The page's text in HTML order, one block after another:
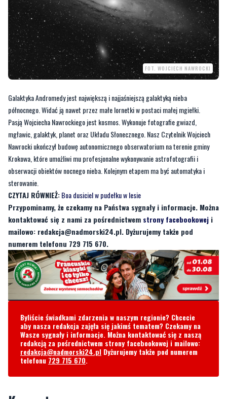
FOT. WOJCIECH NAWROCKI
Galaktyka Andromedy jest największą i najjaśniejszą galaktyką nieba
północnego. Widać ją nawet przez małe lornetki w postaci małej mgiełki.
Pasją Wojciecha Nawrockiego jest kosmos. Wykonuje fotografie gwiazd,
mgławic, galaktyk, planet oraz Układu Słonecznego. Nasz Czytelnik Wojciech
Nawrocki ukończył budowę autonomicznego obserwatorium na terenie gminy
Krokowa, które umożliwi mu profesjonalne wykonywanie astrofotografii i
obserwacji obiektów nocnego nieba. Kolejnym etapem ma być automatyka i
sterowanie.
CZYTAJ RÓWNIEŻ:Boa dusiciel w pudełku w lesie
Przypominamy, że czekamy na Państwa sygnały i informacje. Można
kontaktować się z nami za pośrednictwem strony facebookowej i
mailowo: redakcja@nadmorski24.pl. Dyżurujemy także pod
numerem telefonu 729 715 670.
Byliście świadkami zdarzenia w naszym regionie? Chcecie
aby nasza redakcja zajęła się jakimś tematem? Czekamy na
Wasze sygnały i informacje. Można kontaktować się z naszą
redakcją za pośrednictwem strony facebookowej i mailowo:
redakcja@nadmorski24.pl Dyżurujemy także pod numerem
telefonu 729 715 670.